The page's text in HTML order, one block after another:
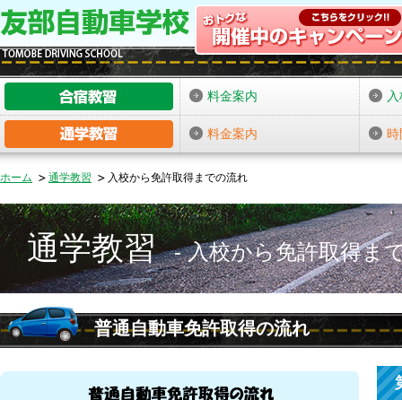
料金案内
料金案内 時
ホーム 通学教習 入校から免許取得までの流れ
通学教習 入校から免許取得ま
普通自動車免許取得の流れ